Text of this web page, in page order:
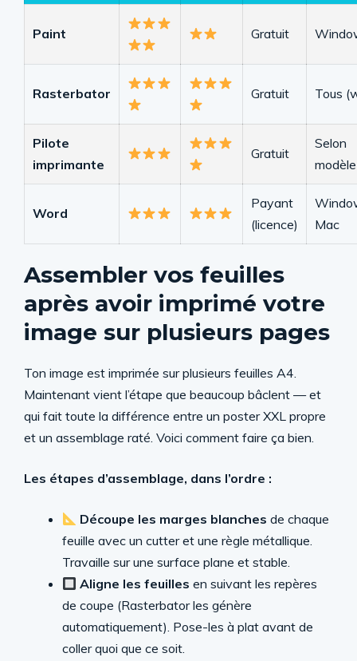
Paint Gratuit
Rasterbator Gratuit Tous
Pilote
imprimante
Gratuit
Selon
modèle
Word
Payant
(licence)
Mac
Assembler vos feuilles
après avoir imprimé votre
image sur plusieurs pages
Ton image est imprimée sur plusieurs feuilles A4.
Maintenant vient l’étape que beaucoup bâclent — et
qui fait toute la différence entre un poster XXL propre
et un assemblage raté. Voici comment faire ça bien.
Les étapes d’assemblage, dans l’ordre :
Découpe les marges blanches de chaque
feuille avec un cutter et une règle métallique.
Travaille sur une surface plane et stable.
Aligne les feuilles en suivant les repères
de coupe (Rasterbator les génère
automatiquement). Pose-les à plat avant de
coller quoi que ce soit.